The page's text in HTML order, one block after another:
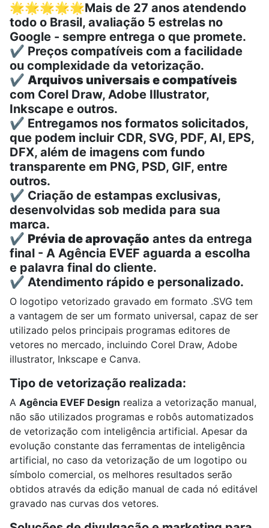
🌟🌟🌟🌟🌟Mais de 27 anos atendendo
todo o Brasil, avaliação 5 estrelas no
Google - sempre entrega o que promete.
✔️ Preços compatíveis com a facilidade
ou complexidade da vetorização.
✔️ Arquivos universais e compatíveis
com Corel Draw, Adobe Illustrator,
Inkscape e outros.
✔️ Entregamos nos formatos solicitados,
que podem incluir CDR, SVG, PDF, AI, EPS,
DFX, além de imagens com fundo
transparente em PNG, PSD, GIF, entre
outros.
✔️ Criação de estampas exclusivas,
desenvolvidas sob medida para sua
marca.
✔️ Prévia de aprovação antes da entrega
final - A Agência EVEF aguarda a escolha
e palavra final do cliente.
✔️ Atendimento rápido e personalizado.
O logotipo vetorizado gravado em formato .SVG tem
a vantagem de ser um formato universal, capaz de ser
utilizado pelos principais programas editores de
vetores no mercado, incluindo Corel Draw, Adobe
illustrator, Inkscape e Canva.
Tipo de vetorização realizada:
A Agência EVEF Design realiza a vetorização manual,
não são utilizados programas e robôs automatizados
de vetorização com inteligência artificial. Apesar da
evolução constante das ferramentas de inteligência
artificial, no caso da vetorização de um logotipo ou
símbolo comercial, os melhores resultados serão
obtidos através da edição manual de cada nó editável
gravado nas curvas dos vetores.